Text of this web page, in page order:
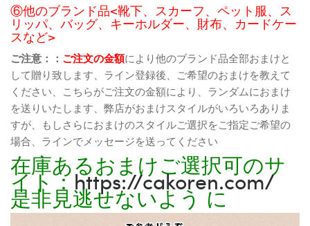
⑥他のブランド品<靴下、スカーフ、ペット服、ス
リッパ、バッグ、キーホルダー、財布、カードケー
スなど>
ご注意：： ご注文の金額により他のブランド品全部おまけと
して贈り致します、ライン登録後、ご希望のおまけを教えて
ください、こちらがご注文の金額により、ランダムにおまけ
を送りいたします、弊店がおまけスタイルがいろいろありま
すが、もしさらにおまけのスタイルご選択をご指定ご希望の
場合、ラインでメッセージを送ってください
在庫あるおまけご選択可のサ
イト：https://cakoren.com/
是非見逃せないよう に